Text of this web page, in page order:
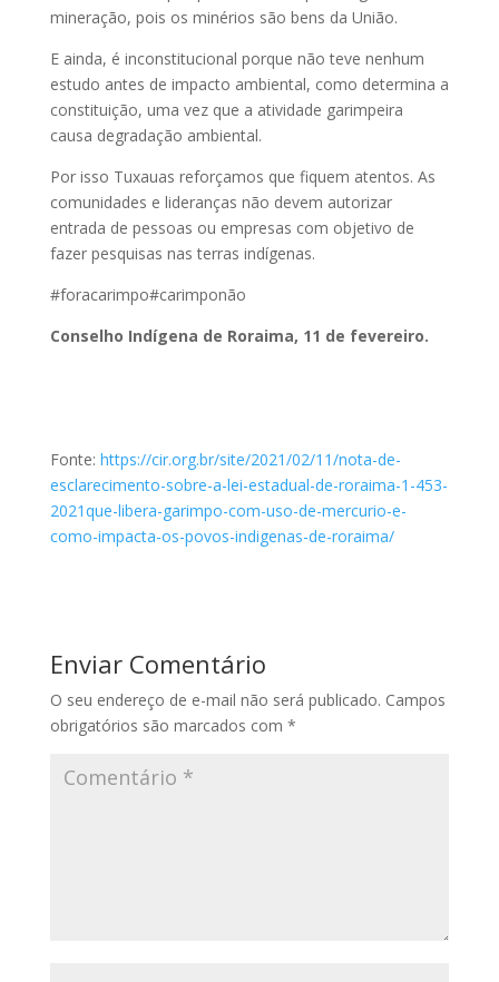
mineração, pois os minérios são bens da União.
E ainda, é inconstitucional porque não teve nenhum
estudo antes de impacto ambiental, como determina a
constituição, uma vez que a atividade garimpeira
causa degradação ambiental.
Por isso Tuxauas reforçamos que fiquem atentos. As
comunidades e lideranças não devem autorizar
entrada de pessoas ou empresas com objetivo de
fazer pesquisas nas terras indígenas.
#foracarimpo#carimponão
Conselho Indígena de Roraima, 11 de fevereiro.
Fonte: https://cir.org.br/site/2021/02/11/nota-de-
esclarecimento-sobre-a-lei-estadual-de-roraima-1-453-
2021que-libera-garimpo-com-uso-de-mercurio-e-
como-impacta-os-povos-indigenas-de-roraima/
Enviar Comentário
O seu endereço de e-mail não será publicado. Campos
obrigatórios são marcados com *